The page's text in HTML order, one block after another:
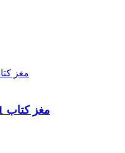
مغز کتاب 41| پژوهش‌های فلسفی | آنلاین